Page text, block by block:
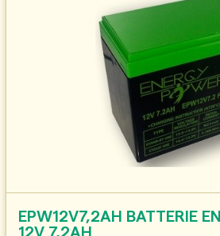
EPW12V7,2AH BATTERIE